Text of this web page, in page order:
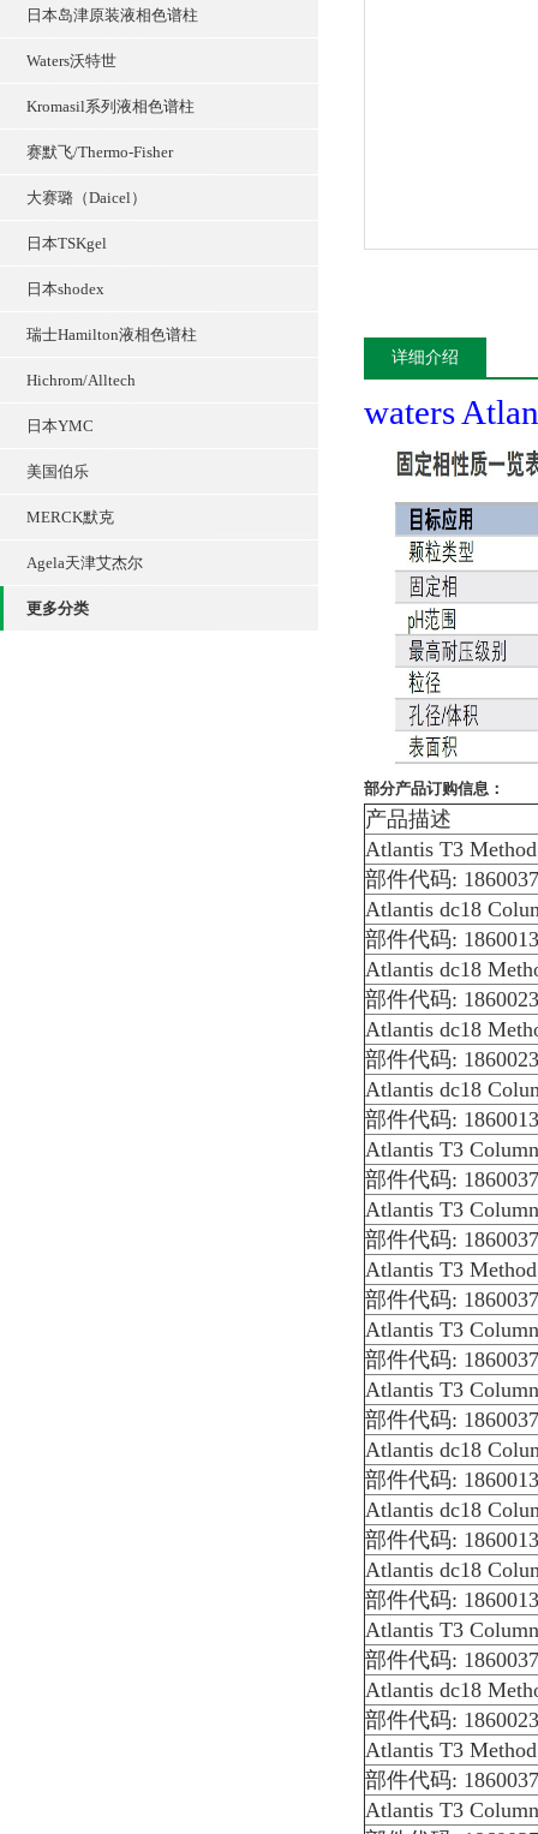
日本岛津原装液相色谱柱
Waters沃特世
Kromasil系列液相色谱柱
赛默飞/Thermo-Fisher
大赛璐（Daicel）
日本TSKgel
日本shodex
瑞士Hamilton液相色谱柱
Hichrom/Alltech
日本YMC
美国伯乐
MERCK默克
Agela天津艾杰尔
更多分类
详细介绍
waters
部分产品订购信息：
产品描述
Atlantis T3
部件代码:
Atlantis dc18
部件代码:
Atlantis dc18
部件代码:
Atlantis dc18
部件代码:
Atlantis dc18
部件代码:
Atlantis T3
部件代码:
Atlantis T3
部件代码:
Atlantis T3
部件代码:
Atlantis T3
部件代码:
Atlantis T3
部件代码:
Atlantis dc18
部件代码:
Atlantis dc18
部件代码:
Atlantis dc18
部件代码:
Atlantis T3
部件代码:
Atlantis dc18
部件代码:
Atlantis T3
部件代码:
Atlantis T3